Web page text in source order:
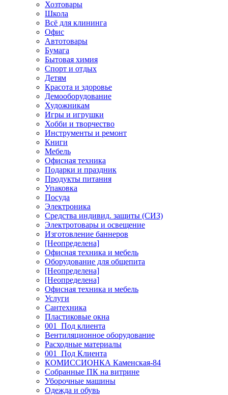
Хозтовары
Школа
Всё для клининга
Офис
Автотовары
Бумага
Бытовая химия
Спорт и отдых
Детям
Красота и здоровье
Демооборудование
Художникам
Игры и игрушки
Хобби и творчество
Инструменты и ремонт
Книги
Мебель
Офисная техника
Подарки и праздник
Продукты питания
Упаковка
Посуда
Электроника
Средства индивид. защиты (СИЗ)
Электротовары и освещение
Изготовление баннеров
[Неопределена]
Офисная техника и мебель
Оборудование для общепита
[Неопределена]
[Неопределена]
Офисная техника и мебель
Услуги
Сантехника
Пластиковые окна
001_Под клиента
Вентиляционное оборудование
Расходные материалы
001_Под Клиента
КОМИССИОНКА Каменская-84
Собранные ПК на витрине
Уборочные машины
Одежда и обувь